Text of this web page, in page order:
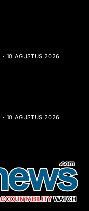
10 AGUSTUS 2026
10 AGUSTUS 2026